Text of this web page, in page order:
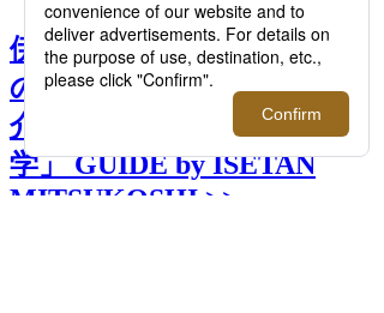
伊勢丹バイヤーとおすすめ
の最新スーツケースをご紹
介！｜「大人の社会科見
学」 GUIDE by ISETAN
MITSUKOSHI >>